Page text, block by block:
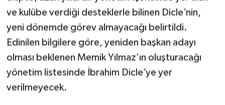
ve kulübe verdiği desteklerle bilinen Dicle’nin,
yeni dönemde görev almayacağı belirtildi.
Edinilen bilgilere göre, yeniden başkan adayı
olması beklenen Memik Yılmaz’ın oluşturacağı
yönetim listesinde İbrahim Dicle’ye yer
verilmeyecek.